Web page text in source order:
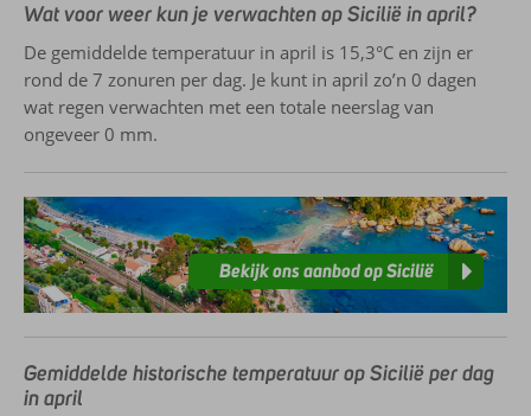
Wat voor weer kun je verwachten op Sicilië in april?
De gemiddelde temperatuur in april is 15,3°C en zijn er
rond de 7 zonuren per dag. Je kunt in april zo’n 0 dagen
wat regen verwachten met een totale neerslag van
ongeveer 0 mm.
Bekijk ons aanbod op Sicilië
Gemiddelde historische temperatuur op Sicilië per dag
in april